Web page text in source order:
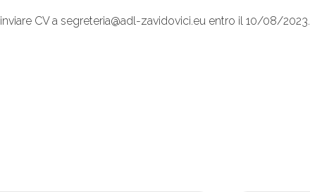
inviare CV a segreteria@adl-zavidovici.eu entro il 10/08/2023.